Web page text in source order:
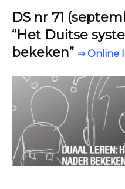
DS nr 71
“Het Duitse
bekeken” ⇒ Online